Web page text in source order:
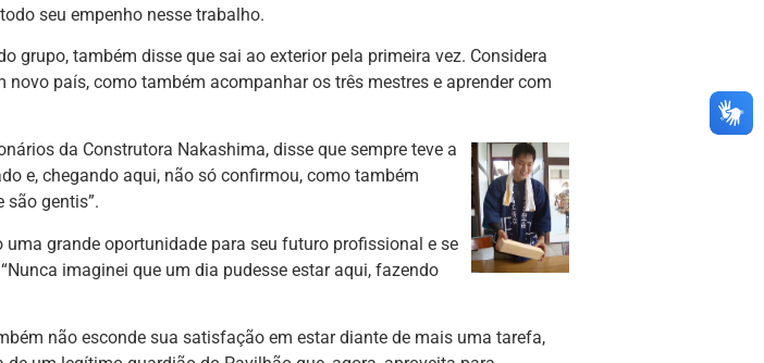
seu empenho nesse trabalho.
grupo, também disse que sai ao exterior pela primeira vez. Considera
novo país, como também acompanhar os três mestres e aprender com
da Construtora Nakashima, disse que sempre teve a
e, chegando aqui, não só confirmou, como também
são gentis”.
grande oportunidade para seu futuro profissional e se
imaginei que um dia pudesse estar aqui, fazendo
não esconde sua satisfação em estar diante de mais uma tarefa,